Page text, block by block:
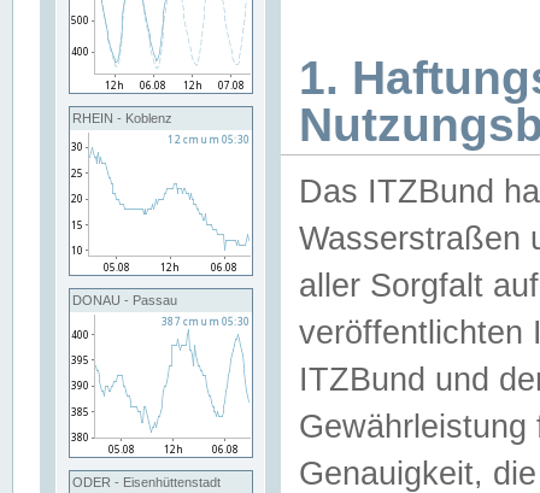
RHEIN - Koblenz
DONAU - Passau
ODER - Eisenhüttenstadt
1.
Das ITZBund
Wasserstraßen
aller Sorgfalt
veröffentlichten
ITZBund und
Genauigkeit,